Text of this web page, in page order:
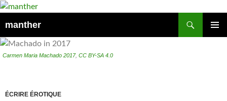
manther
AU
CONTENU
Carmen Maria Machado 2017, CC BY-SA 4.0
ÉCRIRE ÉROTIQUE